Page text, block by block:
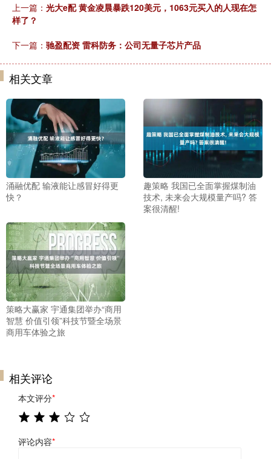
上一篇： 光大e配 黄金凌晨暴跌120美元，1063元买入的人现在怎
样了？
下一篇： 驰盈配资 雷科防务：公司无量子芯片产品
相关文章
涌融优配 输液能让感冒好得更
快？
趣策略 我国已全面掌握煤制油
技术, 未来会大规模量产吗? 答
案很清醒!
策略大赢家 宇通集团举办“商用
智慧 价值引领”科技节暨全场景
商用车体验之旅
相关评论
本文评分*
评论内容*